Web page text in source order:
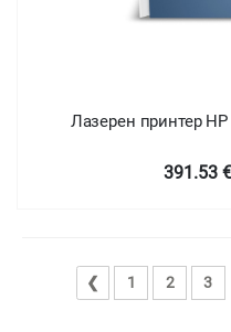
Лазерен принтер
391.53
❮ 1 2 3